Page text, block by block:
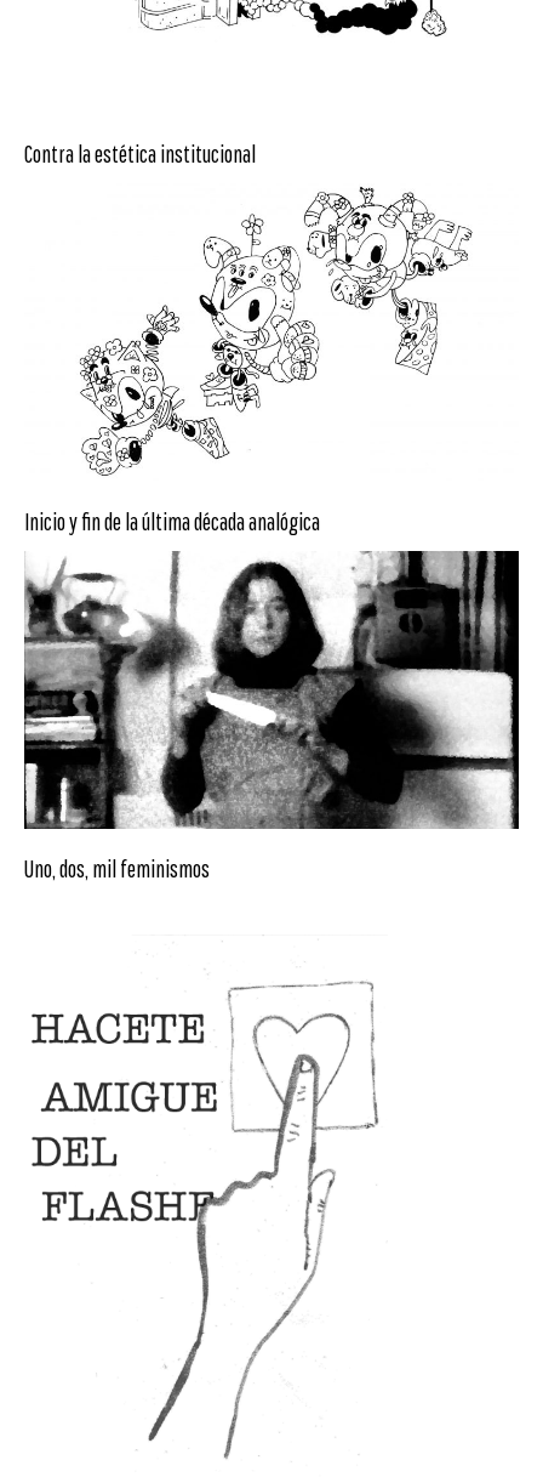
Contra la estética institucional
Inicio y fin de la última década analógica
Uno, dos, mil feminismos